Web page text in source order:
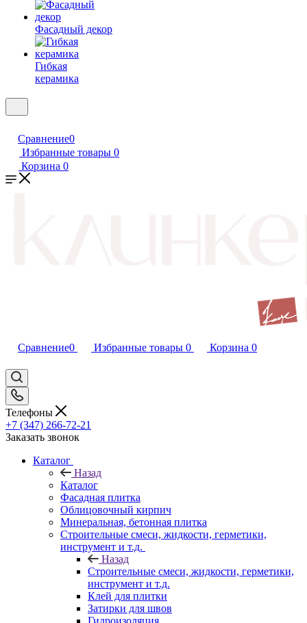
Фасадный декор
Гибкая
керамика
Сравнение0
Избранные товары 0
Корзина 0
Сравнение0 Избранные товары 0 Корзина 0
Телефоны
+7 (347) 266-72-21
Заказать звонок
Каталог
Назад
Каталог
Фасадная плитка
Облицовочный кирпич
Минеральная, бетонная плитка
Строительные смеси, жидкости, герметики,
инструмент и т.д.
Назад
Строительные смеси, жидкости, герметики,
инструмент и т.д.
Клей для плитки
Затирки для швов
Гидроизоляция